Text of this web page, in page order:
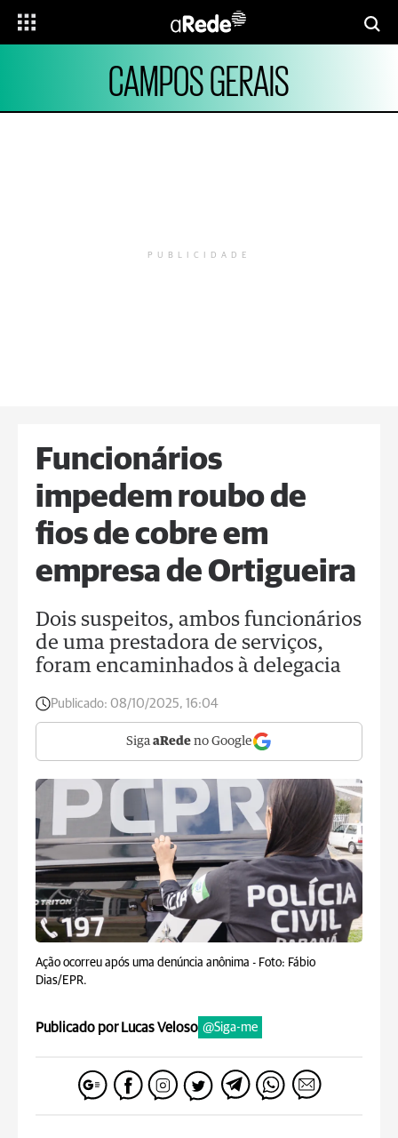
CAMPOS GERAIS
PUBLICIDADE
Funcionários
impedem roubo de
fios de cobre em
empresa de Ortigueira
Dois suspeitos, ambos funcionários
de uma prestadora de serviços,
foram encaminhados à delegacia
Publicado: 08/10/2025, 16:04
Siga aRede no Google
Ação ocorreu após uma denúncia anônima - Foto: Fábio
Dias/EPR.
Publicado por Lucas Veloso @Siga-me